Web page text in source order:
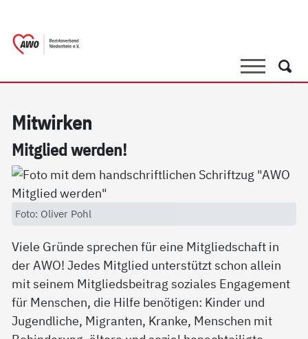
SucheSuche
Mit­wir­ken
Mit­g­lied wer­den!
Foto: Oliver Pohl
Viele Gründe sprechen für eine Mitgliedschaft in
der AWO! Jedes Mitglied unterstützt schon allein
mit seinem Mitgliedsbeitrag soziales Engagement
für Menschen, die Hilfe benötigen: Kinder und
Jugendliche, Migranten, Kranke, Menschen mit